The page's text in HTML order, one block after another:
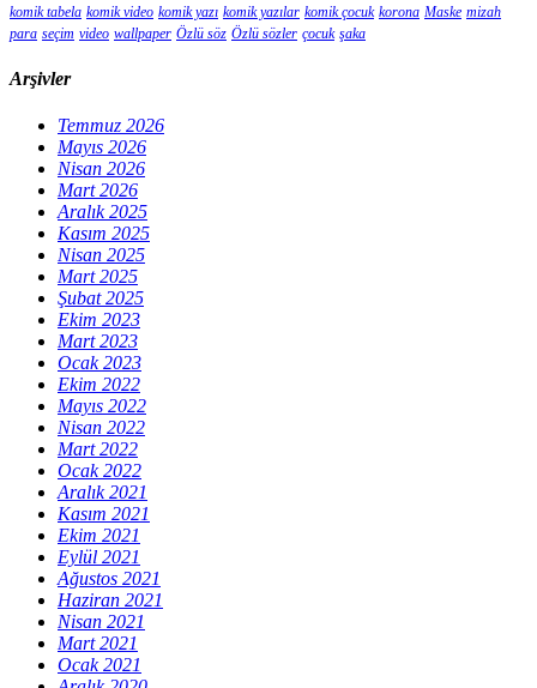
komik tabela komik video komik yazı komik yazılar komik çocuk korona Maske mizah
para seçim video wallpaper Özlü söz Özlü sözler çocuk şaka
Arşivler
Temmuz 2026
Mayıs 2026
Nisan 2026
Mart 2026
Aralık 2025
Kasım 2025
Nisan 2025
Mart 2025
Şubat 2025
Ekim 2023
Mart 2023
Ocak 2023
Ekim 2022
Mayıs 2022
Nisan 2022
Mart 2022
Ocak 2022
Aralık 2021
Kasım 2021
Ekim 2021
Eylül 2021
Ağustos 2021
Haziran 2021
Nisan 2021
Mart 2021
Ocak 2021